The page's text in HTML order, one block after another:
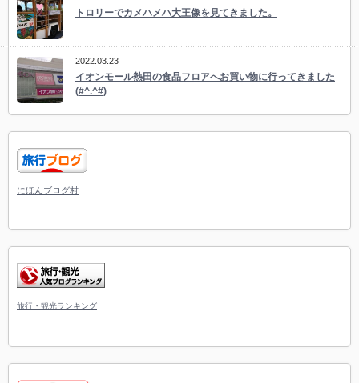
トロリーでカメハメハ大王像を見てきました。
2022.03.23
イオンモール熱田の食品フロアへお買い物に行ってきました
(#^.^#)
にほんブログ村
旅行・観光ランキング